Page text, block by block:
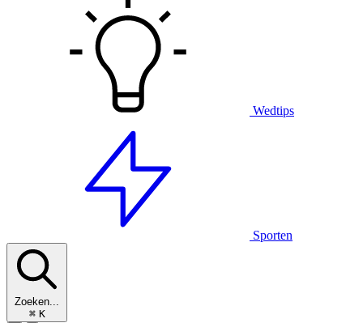
Wedtips
Sporten
Zoeken...
⌘ K